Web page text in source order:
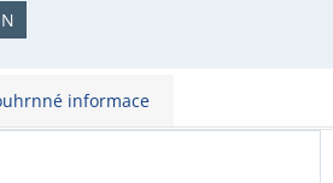
informace